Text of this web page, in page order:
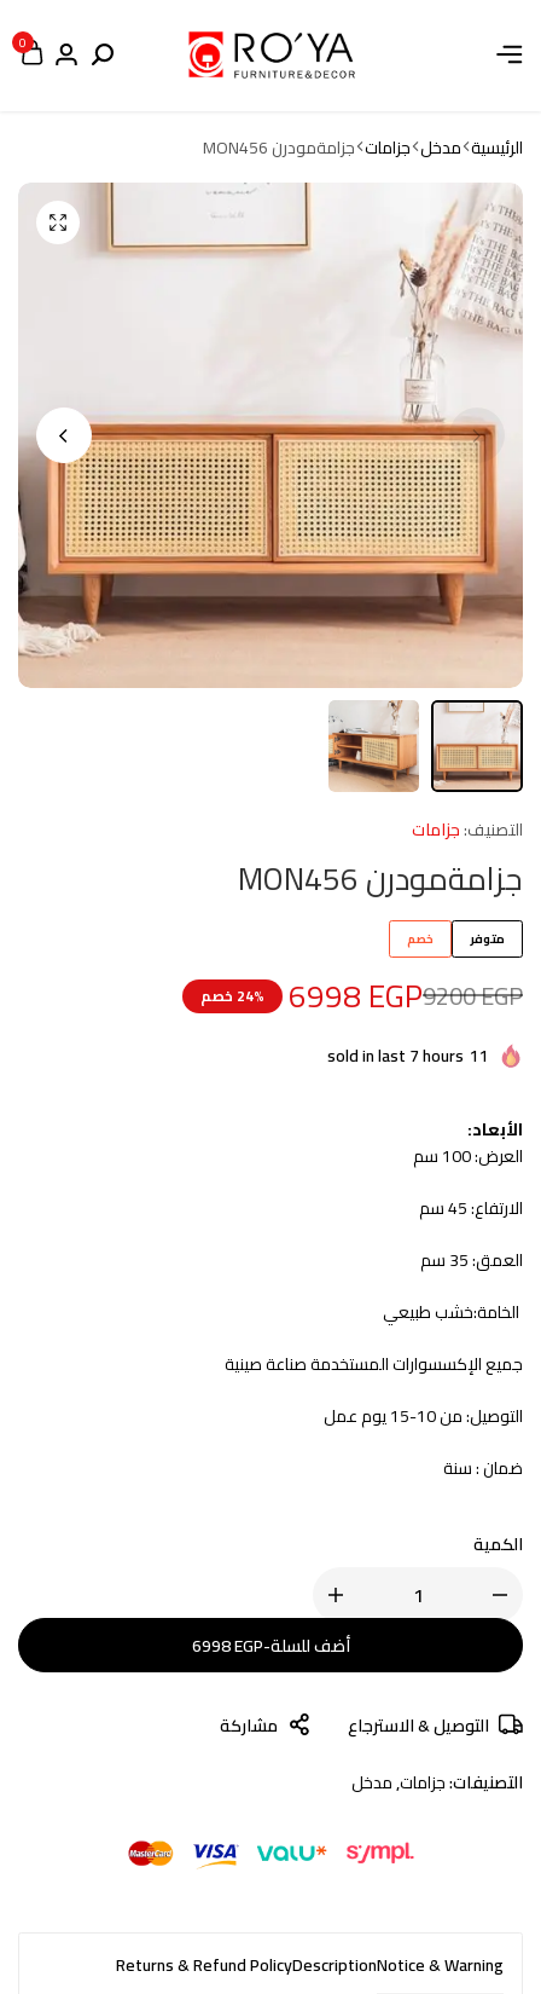
0
الرئيسية مدخل جزامات جزامةمودرن MON456
التصنيف:جزامات
جزامةمودرن MON456
متوفر خصم
9200EGP
6998EGP 24% خصم
11
sold in last 7 hours
الأبعاد:
العرض: 100 سم
الارتفاع: 45 سم
العمق: 35 سم
الخامة:خشب طبيعي
جميع الإكسسوارات المستخدمة صناعة صينية
التوصيل: من 10-15 يوم عمل
ضمان : سنة
الكمية
أضف للسلة-
6998EGP
التوصيل & الاسترجاع
مشاركة
التصنيفات:جزامات,مدخل
Notice & Warning
Description
Returns & Refund Policy